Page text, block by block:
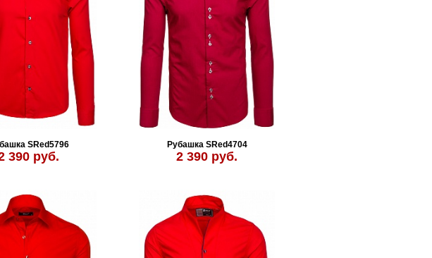
SRed5796
390 руб.
Рубашка SRed4704
2 390 руб.